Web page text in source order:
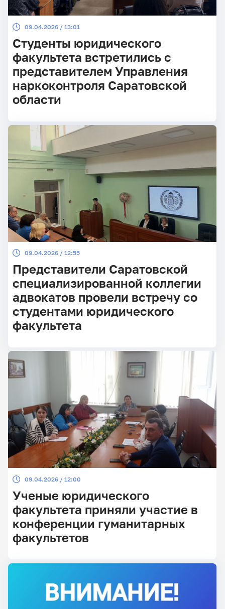
09.04.2026 / 13:01
Студенты юридического
факультета встретились с
представителем Управления
наркоконтроля Саратовской
области
09.04.2026 / 12:55
Представители Саратовской
специализированной коллегии
адвокатов провели встречу со
студентами юридического
факультета
09.04.2026 / 12:00
Ученые юридического
факультета приняли участие в
конференции гуманитарных
факультетов